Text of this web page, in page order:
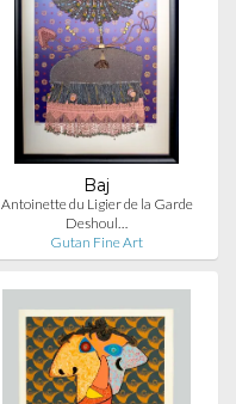
Baj
Antoinette du Ligier de la Garde
Deshoul…
Gutan Fine Art